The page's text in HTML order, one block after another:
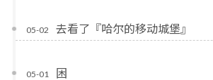
05-02 去看了『哈尔的移动城堡』
05-01 困